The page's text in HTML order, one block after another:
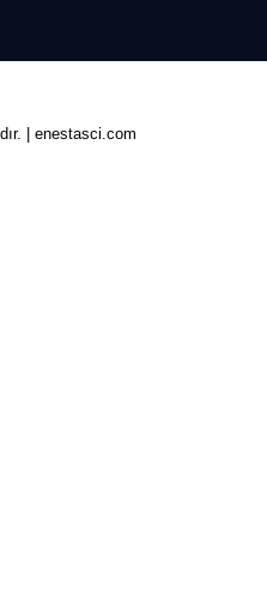
| enestasci.com